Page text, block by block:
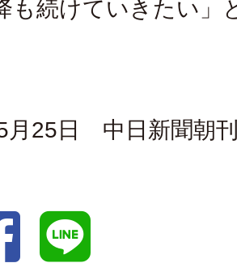
も続けていきたい」
5月25日 中日新聞朝